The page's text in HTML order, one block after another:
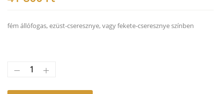
fém állófogas, ezüst-cseresznye, vagy fekete-cseresznye színben